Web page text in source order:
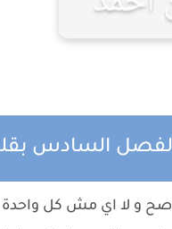
السادس
صح و لا اي مش كل